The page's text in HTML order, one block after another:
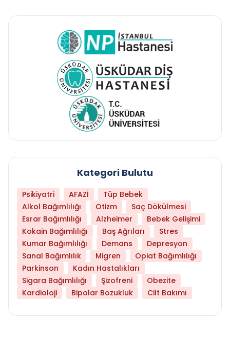
Kategori Bulutu
Psikiyatri AFAZİ
Tüp Bebek
Alkol Bağımlılığı
Otizm
Saç Dökülmesi
Esrar Bağımlılığı
Alzheimer
Bebek Gelişimi
Kokain Bağımlılığı
Baş Ağrıları
Stres
Kumar Bağımlılığı
Demans
Depresyon
Sanal Bağımlılık
Migren
Opiat Bağımlılığı
Parkinson
Kadın Hastalıkları
Sigara Bağımlılığı
Şizofreni
Obezite
Kardioloji
Bipolar Bozukluk Cilt Bakımı